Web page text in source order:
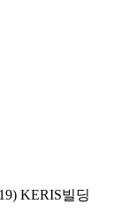
KERIS빌딩